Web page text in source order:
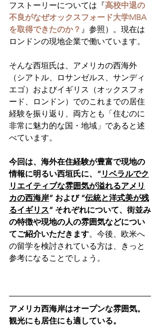
フストーリーについては『高校中退の
不良がなぜオックスフォード大学MBA
を取得できたのか？ 』参照）。現在は
ロンドンの現地企業で働いています。
そんな西垣氏は、アメリカの西海外
（シアトル、ロサンゼルス、サンディ
エゴ）およびイギリス（オックスフォ
ード、ロンドン）でのこれまでの居住
経験を振り返り、両方とも「住むのに
非常に魅力的な国・地域」であると述
べています。
今回は、海外在住経験が豊富で現地の
情報に明るい西垣氏に、“リベラルでク
リエイティブな雰囲気が溢れるアメリ
カの西海岸” および “伝統と洋式美が残
るイギリス” それぞれについて、街並み
の特徴や現地の人の雰囲気などについ
てご紹介いただきます。今後、欧米へ
の留学を検討されている方は、きっと
参考になることでしょう。
アメリカ西海岸はオープンな雰囲気。
観光にも居住にも適している。